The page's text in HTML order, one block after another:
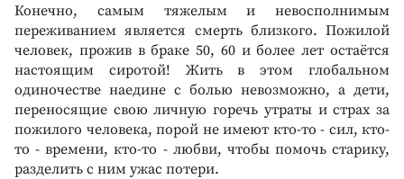
Конечно, самым тяжелым и невосполнимым
переживанием является смерть близкого. Пожилой
человек, прожив в браке 50, 60 и более лет остаётся
настоящим сиротой! Жить в этом глобальном
одиночестве наедине с болью невозможно, а дети,
переносящие свою личную горечь утраты и страх за
пожилого человека, порой не имеют кто-то - сил, кто-
то - времени, кто-то - любви, чтобы помочь старику,
разделить с ним ужас потери.